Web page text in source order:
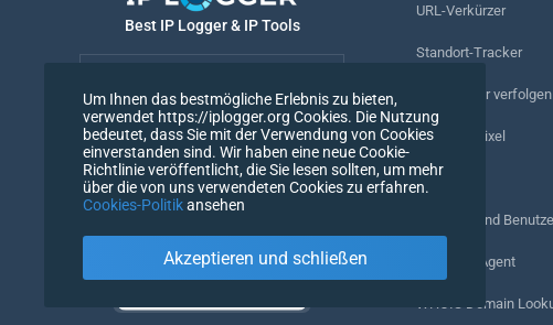
Best IP Logger & IP Tools
Deutsch
URL-Verkürzer
Standort-Tracker
Rufnummer verfolgen
Tracking-Pixel
URL-Prüfer
IP-Zähler und
Mein UserAgent
WHOIS Domain
Um Ihnen das bestmögliche Erlebnis zu bieten,
verwendet https://iplogger.org Cookies. Die Nutzung
bedeutet, dass Sie mit der Verwendung von Cookies
einverstanden sind. Wir haben eine neue Cookie-
Richtlinie veröffentlicht, die Sie lesen sollten, um mehr
über die von uns verwendeten Cookies zu erfahren.
Cookies-Politikansehen
Akzeptieren und schließen